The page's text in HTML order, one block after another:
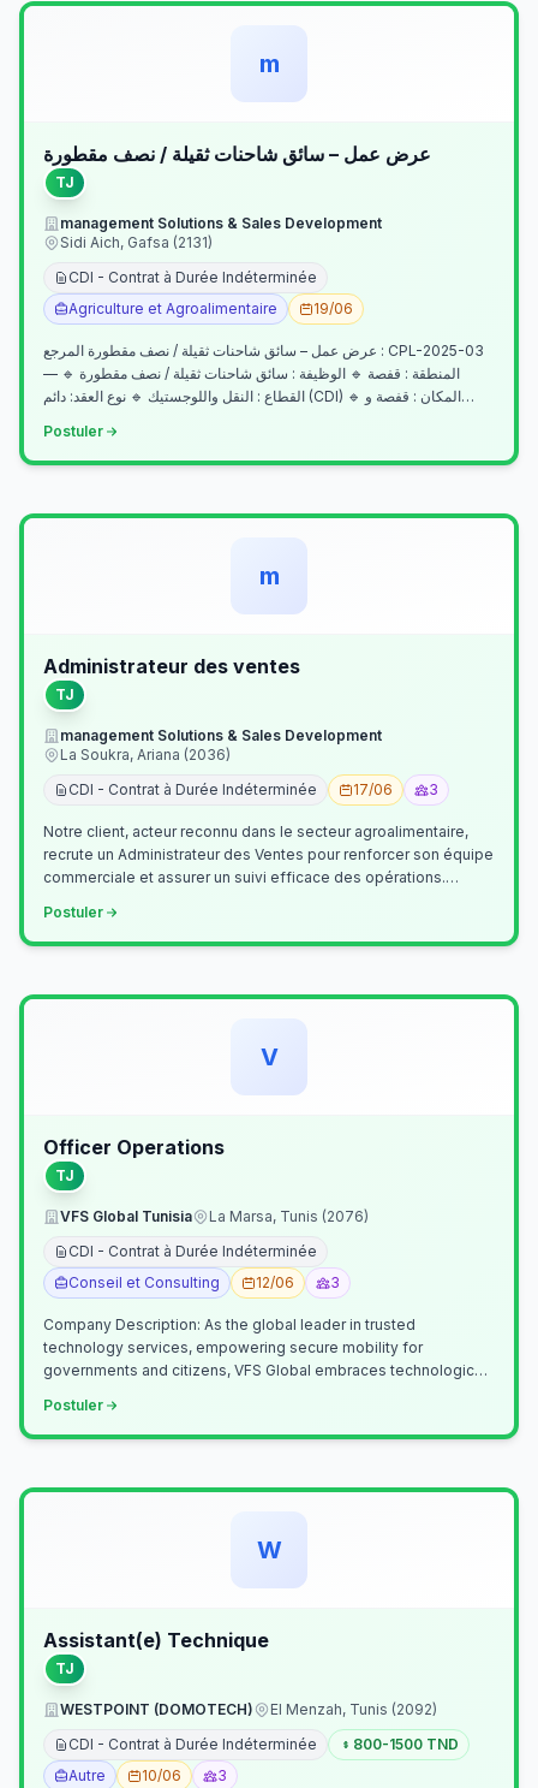
m
عرض عمل – سائق شاحنات ثقيلة / نصف مقطورة
TJ
management Solutions & Sales Development
Sidi Aich, Gafsa (2131)
CDI - Contrat à Durée Indéterminée
Agriculture et Agroalimentaire
19/06
عرض عمل – سائق شاحنات ثقيلة / نصف مقطورة المرجع : CPL-2025-03
— المنطقة : قفصة 🔹 الوظيفة : سائق شاحنات ثقيلة / نصف مقطورة 🔹
القطاع : النقل واللوجستيك 🔹 نوع العقد: دائم (CDI) 🔹 المكان : قفصة و…
Postuler
m
Administrateur des ventes
TJ
management Solutions & Sales Development
La Soukra, Ariana (2036)
CDI - Contrat à Durée Indéterminée
17/06 3
Notre client, acteur reconnu dans le secteur agroalimentaire,
recrute un Administrateur des Ventes pour renforcer son équipe
commerciale et assurer un suivi efficace des opérations.
Postuler
V
Officer Operations
TJ
VFS Global Tunisia
La Marsa, Tunis (2076)
CDI - Contrat à Durée Indéterminée
Conseil et Consulting
12/06 3
Company Description: As the global leader in trusted
technology services, empowering secure mobility for
governments and citizens, VFS Global embraces technological
Postuler
W
Assistant(e) Technique
TJ
WESTPOINT (DOMOTECH)
El Menzah, Tunis (2092)
CDI - Contrat à Durée Indéterminée
800-1500 TND
Autre
10/06 3